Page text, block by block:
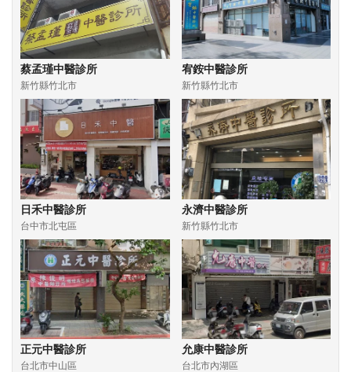
蔡孟瑾中醫診所
新竹縣竹北市
宥銨中醫診所
新竹縣竹北市
日禾中醫診所
台中市北屯區
永濟中醫診所
新竹縣竹北市
正元中醫診所
台北市中山區
允康中醫診所
台北市內湖區